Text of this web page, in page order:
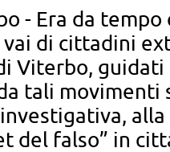
- Era da
di cittadini
Viterbo, guidati
tali movimenti
del falso” in